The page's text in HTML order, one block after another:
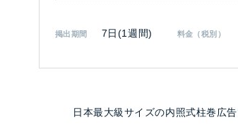
掲出期間 7日(1週間) 料金（税別）
日本最大級サイズの内照式柱巻広告